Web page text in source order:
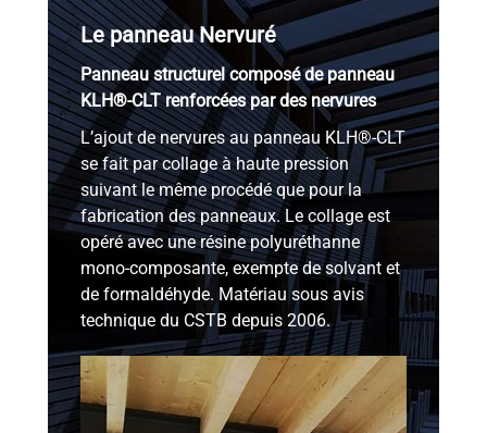
Le panneau Nervuré
Panneau structurel composé de panneau
KLH®-CLT renforcées par des nervures
L’ajout de nervures au panneau KLH®-CLT
se fait par collage à haute pression
suivant le même procédé que pour la
fabrication des panneaux. Le collage est
opéré avec une résine polyuréthanne
mono-composante, exempte de solvant et
de formaldéhyde. Matériau sous avis
technique du CSTB depuis 2006.